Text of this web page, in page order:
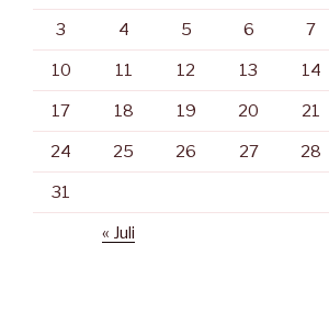
3 4 5 6 7
10 11 12 13 14
17 18 19 20 21
24 25 26 27 28
31
« Juli